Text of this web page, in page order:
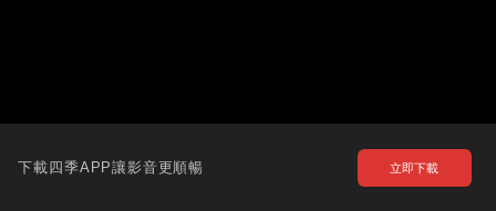
下載四季APP讓影音更順暢 立即下載